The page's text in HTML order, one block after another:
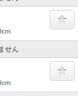
せん